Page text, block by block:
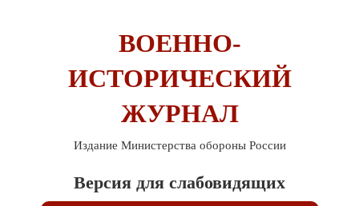
ВОЕННО-
ИСТОРИЧЕСКИЙ
ЖУРНАЛ
Издание Министерства обороны России
Версия для слабовидящих